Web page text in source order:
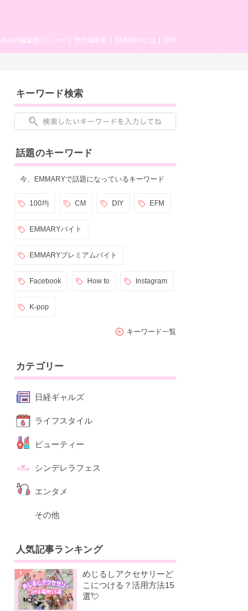
TOP
EMMARYとは
歴代編集長
JK&JD編集部メンバー
キーワード検索
話題のキーワード
今、EMMARYで話題になっているキーワード
100均 CM DIY EFM
EMMARYバイト
EMMARYプレミアムバイト
Facebook How to Instagram
K-pop
キーワード一覧
カテゴリー
日経ギャルズ
ライフスタイル
ビューティー
シンデレラフェス
エンタメ
その他
人気記事ランキング
めじるしアクセサリーど
こにつける？活用方法15
選💘